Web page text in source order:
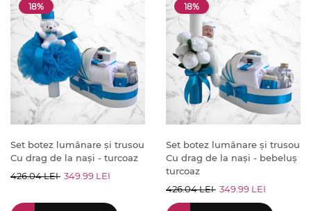
18%
Set botez lumânare și trusou
Cu drag de la nași - turcoaz
426.04 LEI 349.99 LEI
18%
Set botez lumânare și trusou
Cu drag de la nași - bebeluș
turcoaz
426.04 LEI 349.99 LEI